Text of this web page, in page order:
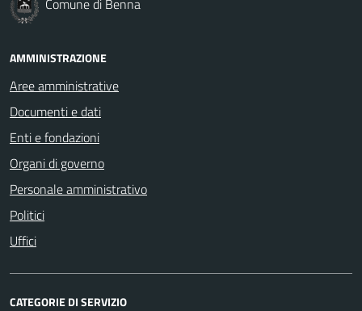
AMMINISTRAZIONE
Aree amministrative
Documenti e dati
Enti e fondazioni
Organi di governo
Personale amministrativo
Politici
Uffici
CATEGORIE DI SERVIZIO